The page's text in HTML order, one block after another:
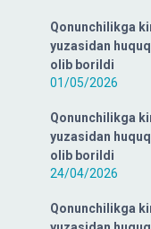
Qonunchilikga
yuzasidan
olib borildi
01/05/2026
Qonunchilikga
yuzasidan
olib borildi
24/04/2026
Qonunchilikga